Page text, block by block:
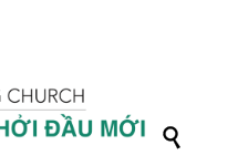
